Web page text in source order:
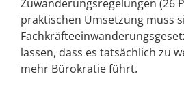
Zuwanderungsregelungen (26
praktischen Umsetzung muss
lassen, dass es tatsächlich zu
mehr Bürokratie führt.